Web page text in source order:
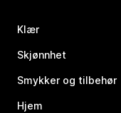
Klær
Skjønnhet
Smykker og tilbehør
Hjem